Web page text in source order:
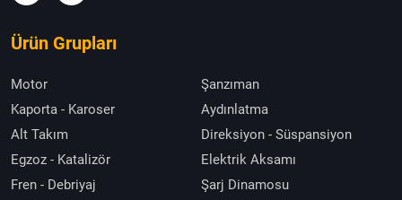
Ürün Grupları
Motor
Şanzıman
Kaporta - Karoser
Aydınlatma
Alt Takım
Direksiyon - Süspansiyon
Egzoz - Katalizör
Elektrik Aksamı
Fren - Debriyaj
Şarj Dinamosu